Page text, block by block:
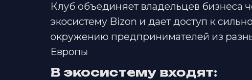
Клуб объединяет владельцев бизнеса
экосистему Bizon и дает доступ к
окружению предпринимателей из
Европы
В экосистему входят: